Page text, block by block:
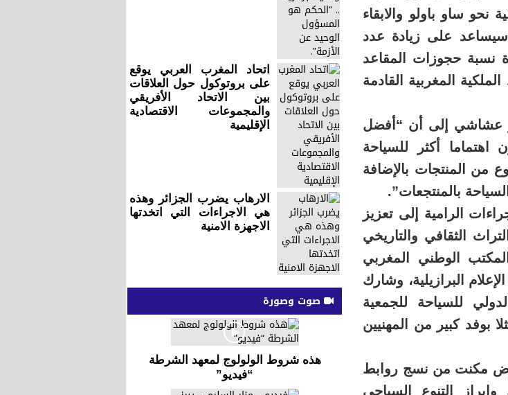
نحو ساو باولو والابقاء
على زيادة عدد
نسبة حجوزات المقاعد
الملكية المغربية القادمة
عشاشي إلى أن “أفضل
اهتماما أكثر للسياحة
من المنتجات بالإضافة
بالمنتجعات”.
الرامية إلى تعزيز
الثقافي والتاريخي
إلى أنه منذ سنة 2013 نظم المكتب الوطني المغربي
البرازيلية، وشارك
للسياحة للجمعية
بوفد كبير من المهنيين
مكنت من نسج روابط
التنوع السياحي
اتحاد المغرب العربي يوقع
على بروتوكول حول العلاقات
بين الاتحاد الأفريقي
والمجموعات الاقتصادية
الإقليمية
الارهاب يضرب الجزائر وهذه
هي الاجراءات التي اتخدتها
الاجهزة الامنية
صوت وصورة
هذه شروط الولولوج لمعهد الشرطة
“فيديو”